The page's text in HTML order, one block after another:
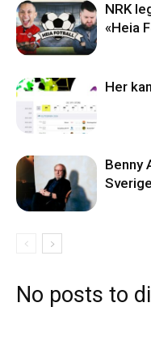
NRK
«Heia
Her
Benny
No posts to